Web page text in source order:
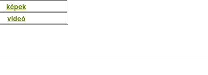
képek
videó